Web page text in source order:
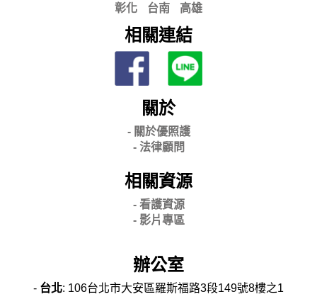
彰化
台南 高雄
相關連結
關於
- 關於優照護
- 法律顧問
相關資源
- 看護資源
- 影片專區
辦公室
- 台北: 106台北市大安區羅斯福路3段149號8樓之1